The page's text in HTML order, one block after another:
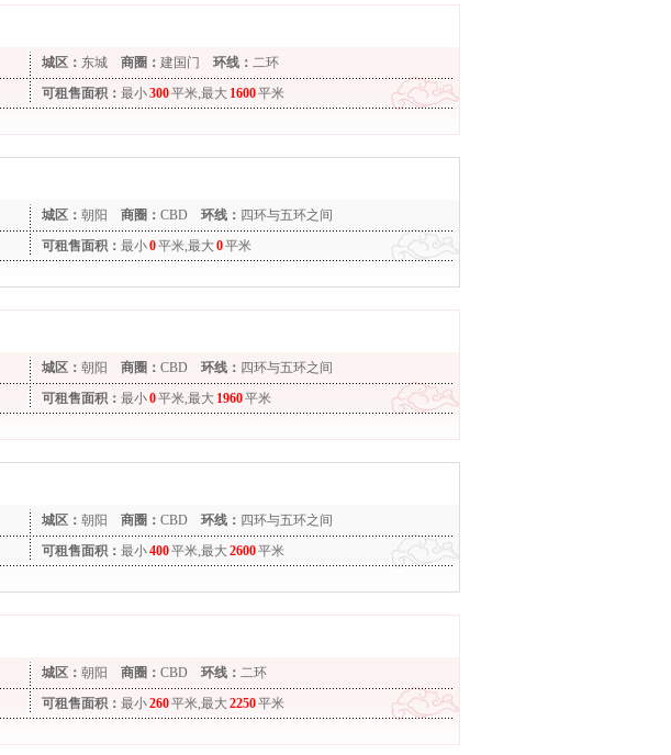
城区： 东城 商圈： 建国门 环线： 二环
可租售面积： 最小300平米,最大 1600平米
城区： 朝阳 商圈： CBD 环线： 四环与五环之间
可租售面积： 最小0平米,最大0平米
城区： 朝阳 商圈： CBD 环线： 四环与五环之间
可租售面积： 最小0平米,最大 1960平米
城区： 朝阳 商圈： CBD 环线： 四环与五环之间
可租售面积： 最小400平米,最大2600平米
城区： 朝阳 商圈： CBD 环线： 二环
可租售面积： 最小260平米,最大2250平米